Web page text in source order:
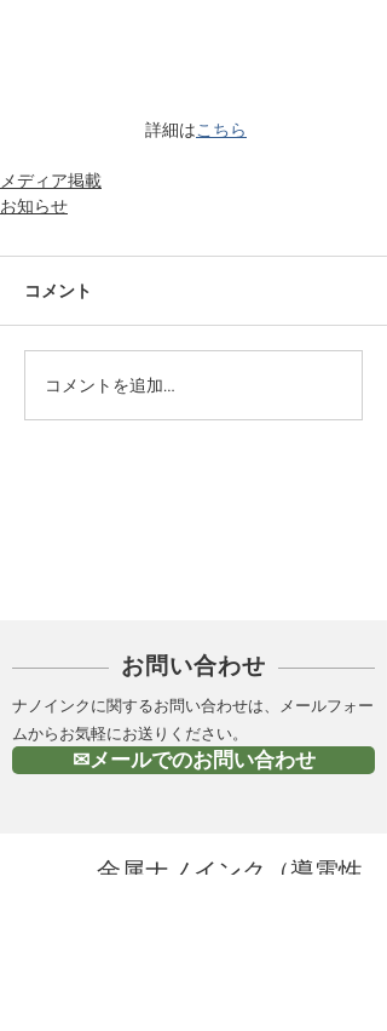
詳細はこちら
メディア掲載
お知らせ
コメント
コメントを追加…
お問い合わせ
✉メールでのお問い合わせ
ナノインクに関するお問い合わせは、メールフォー
ムからお気軽にお送りください。
金属ナノインク（導電性